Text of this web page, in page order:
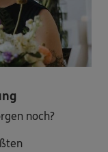
noch?